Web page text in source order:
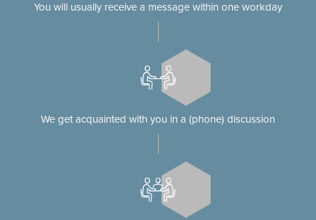
You will usually receive a message within one workday
We get acquainted with you in a (phone) discussion